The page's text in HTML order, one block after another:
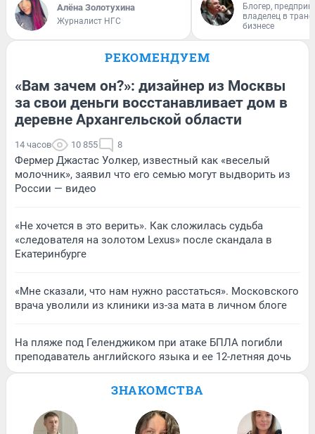
Алёна Золотухина
Журналист НГС
Блогер,
владелец в
бизнесе
РЕКОМЕНДУЕМ
«Вам зачем он?»: дизайнер из Москвы
за свои деньги восстанавливает дом в
деревне Архангельской области
14 часов 10 855 8
Фермер Джастас Уолкер, известный как «веселый
молочник», заявил что его семью могут выдворить из
России — видео
«Не хочется в это верить». Как сложилась судьба
«следователя на золотом Lexus» после скандала в
Екатеринбурге
«Мне сказали, что нам нужно расстаться». Московского
врача уволили из клиники из-за мата в личном блоге
На пляже под Геленджиком при атаке БПЛА погибли
преподаватель английского языка и ее 12-летняя дочь
ЗНАКОМСТВА